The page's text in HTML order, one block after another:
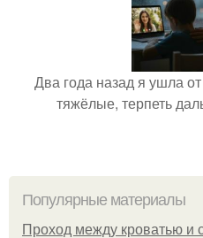
Два года назад я ушла
тяжёлые, терпеть
Популярные материалы
Проход между кроватью и